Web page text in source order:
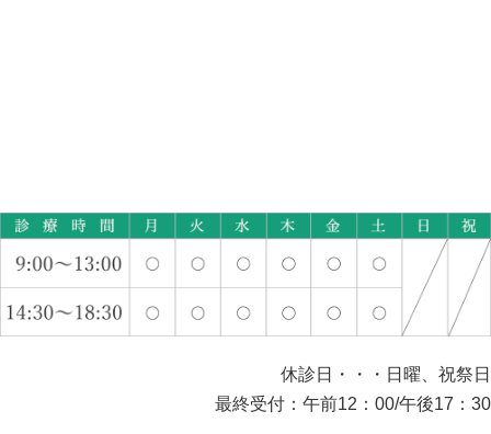
休診日・・・日曜、祝祭日
最終受付：午前12：00/午後17：30